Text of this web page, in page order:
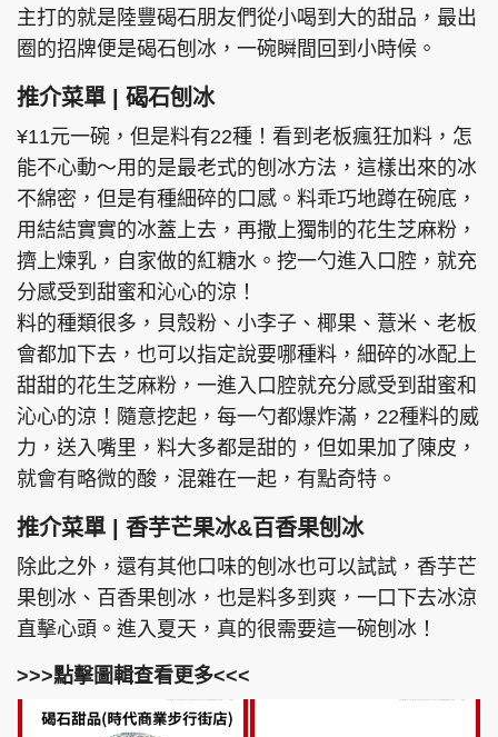
主打的就是陸豐碣石朋友們從小喝到大的甜品，最出
圈的招牌便是碣石刨冰，一碗瞬間回到小時候。
推介菜單 | 碣石刨冰
¥11元一碗，但是料有22種！看到老板瘋狂加料，怎
能不心動～用的是最老式的刨冰方法，這樣出來的冰
不綿密，但是有種細碎的口感。料乖巧地蹲在碗底，
用結結實實的冰蓋上去，再撒上獨制的花生芝麻粉，
擠上煉乳，自家做的紅糖水。挖一勺進入口腔，就充
分感受到甜蜜和沁心的涼！
料的種類很多，貝殼粉、小李子、椰果、薏米、老板
會都加下去，也可以指定說要哪種料，細碎的冰配上
甜甜的花生芝麻粉，一進入口腔就充分感受到甜蜜和
沁心的涼！隨意挖起，每一勺都爆炸滿，22種料的威
力，送入嘴里，料大多都是甜的，但如果加了陳皮，
就會有略微的酸，混雜在一起，有點奇特。
推介菜單 | 香芋芒果冰&百香果刨冰
除此之外，還有其他口味的刨冰也可以試試，香芋芒
果刨冰、百香果刨冰，也是料多到爽，一口下去冰涼
直擊心頭。進入夏天，真的很需要這一碗刨冰！
>>>點擊圖輯查看更多<<<